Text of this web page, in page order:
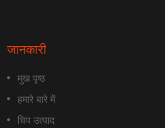
जानकारी
मुख पृष्ठ
हमारे बारे में
चिप उत्पाद